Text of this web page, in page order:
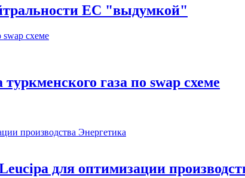
ЕС "выдумкой"
газа по swap схеме
Энергетика
для оптимизации